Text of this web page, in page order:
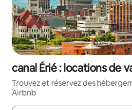
canal Érié : locations de
Trouvez et réservez des
Airbnb